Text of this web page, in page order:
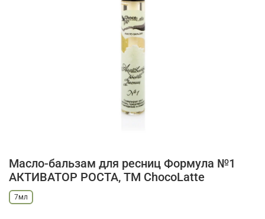
Масло-бальзам для ресниц Формула №1
АКТИВАТОР РОСТА, TM ChocoLatte
7мл